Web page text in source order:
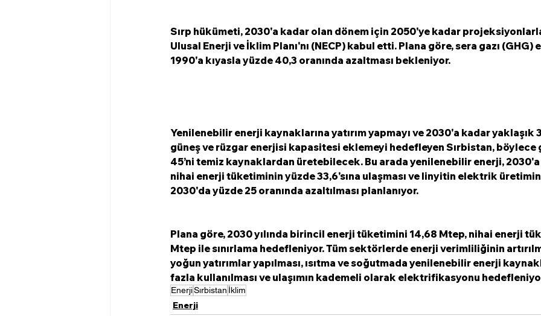
Sırp hükümeti, 2030'a kadar olan dönem için 2050'ye kadar
Ulusal Enerji ve İklim Planı'nı (NECP) kabul etti. Plana göre, sera gazı (GHG)
1990'a kıyasla yüzde 40,3 oranında azaltması bekleniyor.
Yenilenebilir enerji kaynaklarına yatırım yapmayı ve 2030'a kadar yaklaşık
güneş ve rüzgar enerjisi kapasitesi eklemeyi hedefleyen Sırbistan, böylece
45’ni temiz kaynaklardan üretebilecek. Bu arada yenilenebilir enerji,
nihai enerji tüketiminin yüzde 33,6'sına ulaşması ve linyitin elektrik
2030'da yüzde 25 oranında azaltılması planlanıyor.
Plana göre, 2030 yılında birincil enerji tüketimini 14,68 Mtep, nihai enerji
Mtep ile sınırlama hedefleniyor. Tüm sektörlerde enerji verimliliğinin
yoğun yatırımlar yapılması, ısıtma ve soğutmada yenilenebilir enerji
fazla kullanılması ve ulaşımın kademeli olarak elektrifikasyonu
EnerjiSırbistan İklim
Enerji